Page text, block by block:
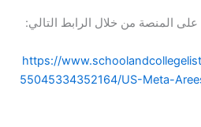
المنصة من خلال الرابط التالي:
https://
55045334352164/US-Meta-